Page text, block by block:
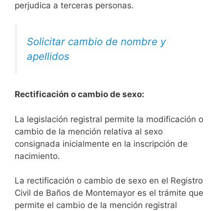
perjudica a terceras personas.
Solicitar cambio de nombre y
apellidos
Rectificación o cambio de sexo:
La legislación registral permite la modificación o
cambio de la mención relativa al sexo
consignada inicialmente en la inscripción de
nacimiento.
La rectificación o cambio de sexo en el Registro
Civil de Baños de Montemayor es el trámite que
permite el cambio de la mención registral